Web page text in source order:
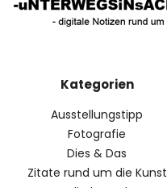
Kategorien
Ausstellungstipp
Fotografie
Dies & Das
Zitate rund um die Kunst